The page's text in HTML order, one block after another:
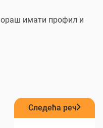
имати профил и
Следећа реч